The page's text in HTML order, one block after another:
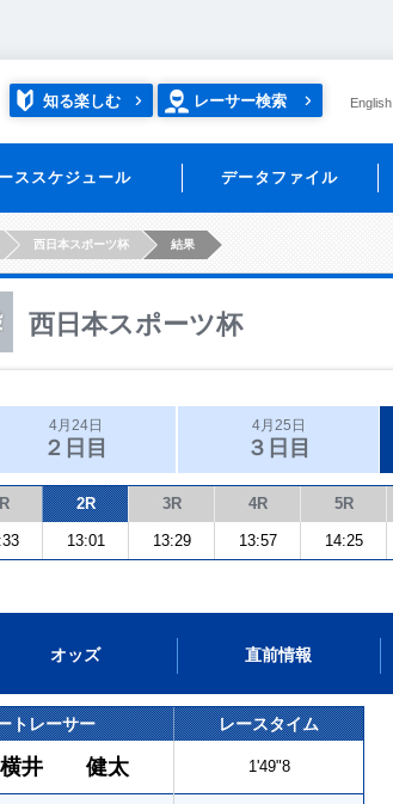
知る楽しむ レーサー検索 English
ススケジュール データファイル
西日本スポーツ杯 結果
西日本スポーツ杯
4月24日
２日目
4月25日
３日目
2R 3R 4R 5R
13:01 13:29 13:57 14:25
オッズ 直前情報
トレーサー レースタイム
横井 健太 1'49"8